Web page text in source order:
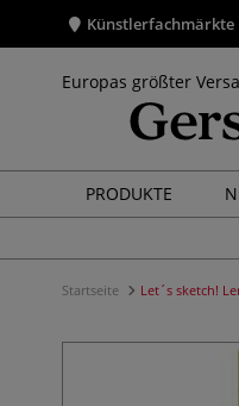
Künstlerfachmärkte
Europas größter
PRODUKTE
Startseite Let´s sketch!